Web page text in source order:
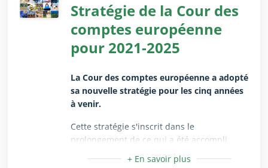
Stratégie de la Cour des
comptes européenne
pour 2021-2025
La Cour des comptes européenne a adopté
sa nouvelle stratégie pour les cinq années
à venir.
Cette stratégie s'inscrit dans le
prolongement de ce qui a été accompli
jusqu'à présent et orientera jusqu'en 2025